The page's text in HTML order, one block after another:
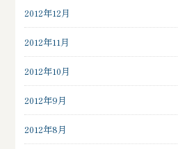
2012年12月
2012年11月
2012年10月
2012年9月
2012年8月